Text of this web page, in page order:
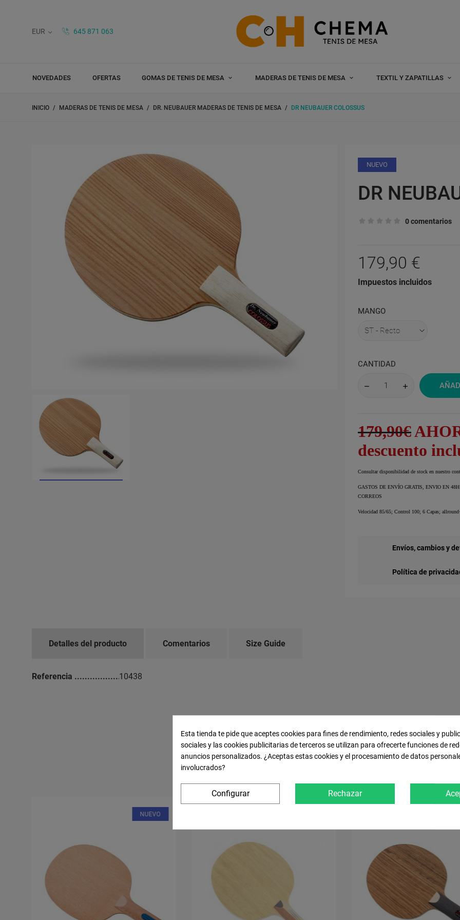
EUR 645 871 063
NOVEDADES OFERTAS GOMAS DE TENIS DE MESA MADERAS DE TENIS DE MESA TEXTIL Y ZAPATILLAS
INICIO MADERAS DE TENIS DE MESA DR. NEUBAUER MADERAS DE TENIS DE MESA DR NEUBAUER COLOSSUS
NUEVO
DR
0 comentarios
179,90 €
Impuestos incluidos
MANGO
CANTIDAD
179,90€
descuento
Consultar disponibilidad de stock en nuestro
GASTOS DE ENVÍO GRATIS, ENVIO EN
CORREOS
Velocidad 85/65; Control 100; 6 Capas;
Envíos, cambios y
Política de
Detalles del producto Comentarios Size Guide
Referencia 10438
15 OTROS PRODUCTOS EN LA MISMA
NUEVO
Esta tienda te pide que aceptes cookies para fines de rendimiento, redes sociales y
sociales y las cookies publicitarias de terceros se utilizan para ofrecerte funciones de
anuncios personalizados. ¿Aceptas estas cookies y el procesamiento de datos
involucrados?
Configurar Rechazar